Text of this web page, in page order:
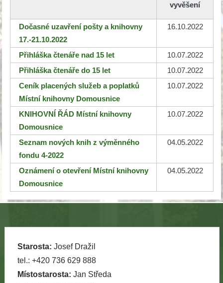
vyvěšení
Dočasné uzavření pošty a knihovny
17.-21.10.2022
16.10.2022
Přihláška čtenáře nad 15 let
10.07.2022
Přihláška čtenáře do 15 let
10.07.2022
Ceník placených služeb a poplatků
Místní knihovny Domousnice
10.07.2022
KNIHOVNÍ ŘÁD Místní knihovny
Domousnice
10.07.2022
Seznam nových knih z výměnného
fondu 4-2022
04.05.2022
Oznámení o otevření Místní knihovny
Domousnice
04.05.2022
Starosta: Josef Dražil
tel.: +420 736 629 888
Místostarosta: Jan Středa